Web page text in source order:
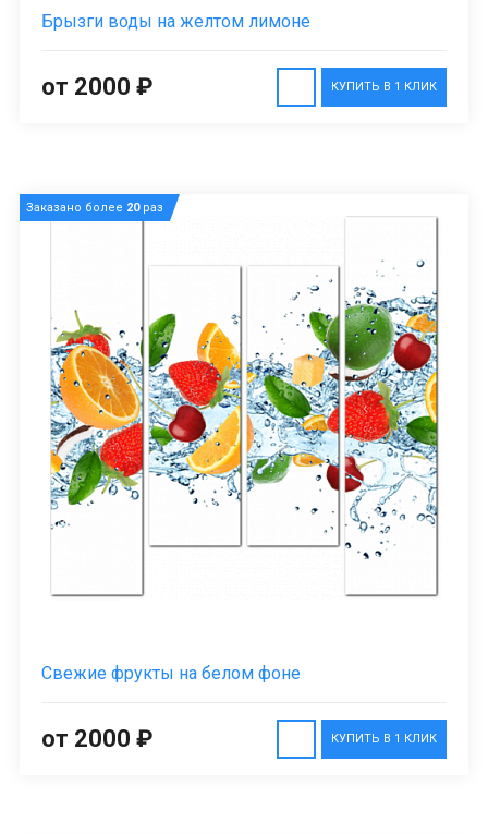
Брызги воды на желтом лимоне
КУПИТЬ В 1 КЛИК
от 2000 ₽
Заказано более 20раз
Свежие фрукты на белом фоне
КУПИТЬ В 1 КЛИК
от 2000 ₽